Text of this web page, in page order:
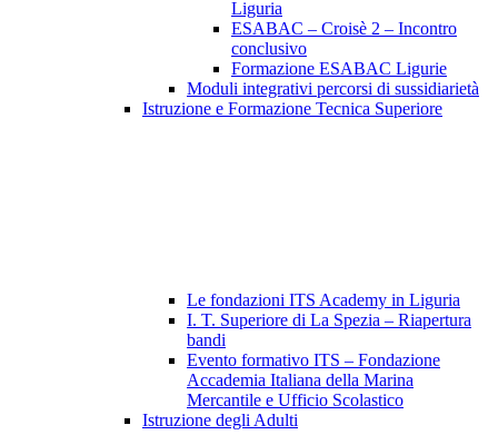
Liguria
ESABAC – Croisè 2 – Incontro
conclusivo
Formazione ESABAC Ligurie
Moduli integrativi percorsi di sussidiarietà
Istruzione e Formazione Tecnica Superiore
Le fondazioni ITS Academy in Liguria
I. T. Superiore di La Spezia – Riapertura
bandi
Evento formativo ITS – Fondazione
Accademia Italiana della Marina
Mercantile e Ufficio Scolastico
Istruzione degli Adulti